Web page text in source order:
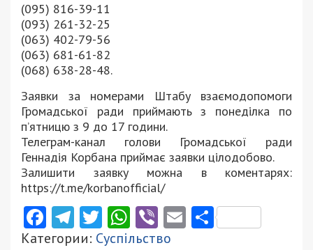
(095) 816-39-11
(093) 261-32-25
(063) 402-79-56
(063) 681-61-82
(068) 638-28-48.
Заявки за номерами Штабу взаємодопомоги
Громадської ради приймають з понеділка по
п’ятницю з 9 до 17 години.
Телеграм-канал голови Громадської ради
Геннадія Корбана приймає заявки цілодобово.
Залишити заявку можна в коментарях:
https://t.me/korbanofficial/
Facebook
Telegram
Twitter
WhatsApp
ViberEmail
Категории: Суспільство